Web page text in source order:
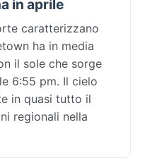
in aprile
caratterizzano
ha in media
il sole che sorge
6:55 pm. Il cielo
in quasi tutto il
regionali nella